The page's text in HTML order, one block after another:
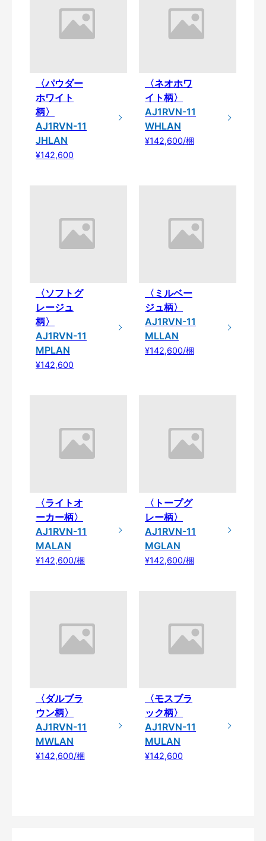
〈パウダー
ホワイト
柄〉
AJ1RVN-11
JHLAN
¥142,600
〈ネオホワ
イト柄〉
AJ1RVN-11
WHLAN
¥142,600/梱
〈ソフトグ
レージュ
柄〉
AJ1RVN-11
MPLAN
¥142,600
〈ミルベー
ジュ柄〉
AJ1RVN-11
MLLAN
¥142,600/梱
〈ライトオ
ーカー柄〉
AJ1RVN-11
MALAN
¥142,600/梱
〈トープグ
レー柄〉
AJ1RVN-11
MGLAN
¥142,600/梱
〈ダルブラ
ウン柄〉
AJ1RVN-11
MWLAN
¥142,600/梱
〈モスブラ
ック柄〉
AJ1RVN-11
MULAN
¥142,600